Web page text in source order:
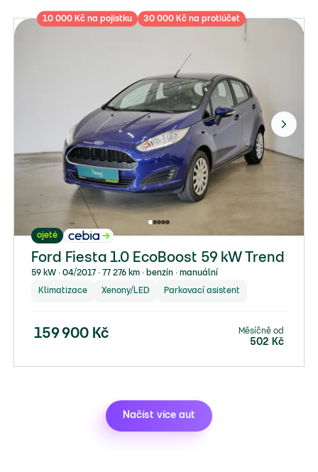
10 000 Kč na pojistku 30 000 Kč na protiúčet
ojeté
Ford Fiesta 1.0 EcoBoost 59 kW Trend
59 kW ∙ 04/2017 ∙ 77 276 km ∙ benzín ∙ manuální
Klimatizace Xenony/LED Parkovací asistent
159 900 Kč Měsíčně od
502 Kč
Načíst více aut